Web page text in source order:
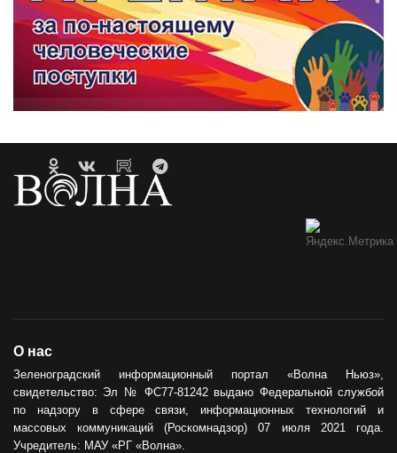
О нас
Зеленоградский информационный портал «Волна Ньюз»,
свидетельство: Эл № ФС77-81242 выдано Федеральной службой
по надзору в сфере связи, информационных технологий и
массовых коммуникаций (Роскомнадзор) 07 июля 2021 года.
Учредитель: МАУ «РГ «Волна».